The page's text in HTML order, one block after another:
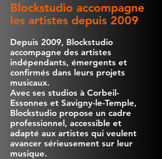
Blockstudio accompagne
les artistes depuis 2009
Depuis 2009, Blockstudio
accompagne des artistes
indépendants, émergents et
confirmés dans leurs projets
musicaux.
Avec ses studios à Corbeil-
Essonnes et Savigny-le-Temple,
Blockstudio propose un cadre
professionnel, accessible et
adapté aux artistes qui veulent
avancer sérieusement sur leur
musique.